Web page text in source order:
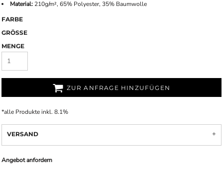
Material: 210g/m², 65% Polyester, 35% Baumwolle
FARBE
GRÖSSE
MENGE
ZUR ANFRAGE HINZUFÜGEN
*alle Produkte inkl. 8.1%
VERSAND
Angebot anfordern